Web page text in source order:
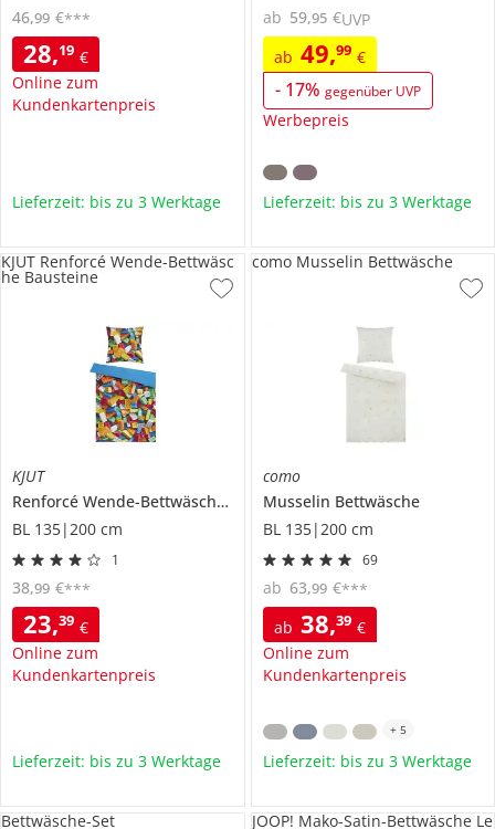
28,19 €
Online zum
Kundenkartenpreis
46,99 €***
Lieferzeit: bis zu 3 Werktage
ab 49,99 €
- 17% gegenüber UVP
Werbepreis
ab 59,95 €UVP
Lieferzeit: bis zu 3 Werktage
KJUT
Renforcé Wende-Bettwäsche
Bausteine
BL 135|200 cm
1
23,39 €
Online zum
Kundenkartenpreis
38,99 €***
KJUT Renforcé Wende-Bettwäsc
he Bausteine
Lieferzeit: bis zu 3 Werktage
como
Musselin Bettwäsche
BL 135|200 cm
69
ab 38,39 €
Online zum
Kundenkartenpreis
ab 63,99 €***
como Musselin Bettwäsche
+ 5
Lieferzeit: bis zu 3 Werktage
Bettwäsche-Set JOOP! Mako-Satin-Bettwäsche Le